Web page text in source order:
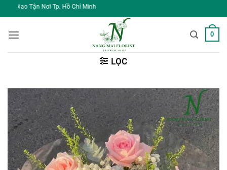
qua
nội
Chí Minh
0
LỌC